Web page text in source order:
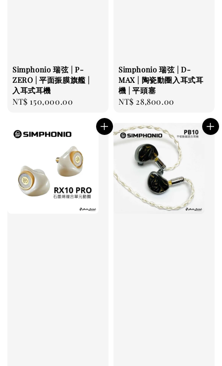
Simphonio 瑞弦 | P-
ZERO | 平面振膜旗艦 |
入耳式耳機
Regular
NT$ 150,000.00
Simphonio 瑞弦 | D-
MAX | 陶瓷動圈入耳式耳
機 | 平頭塞
Regular
NT$ 28,800.00